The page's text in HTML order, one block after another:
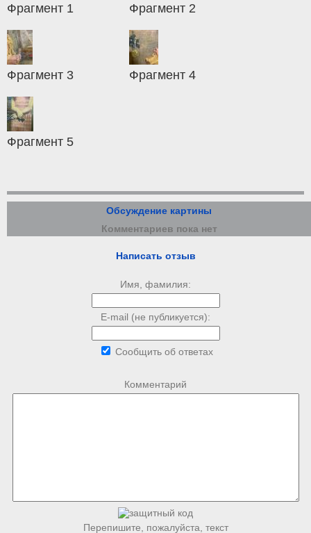
Фрагмент 1 Фрагмент 2
Фрагмент 3 Фрагмент 4
Фрагмент 5
Обсуждение картины
Комментариев пока нет
Написать отзыв
Имя, фамилия:
E-mail (не публикуется):
Сообщить об ответах
Комментарий
Перепишите, пожалуйста, текст